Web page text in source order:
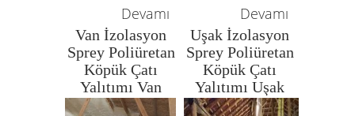
Devamı Devamı
Van İzolasyon
Sprey Poliüretan
Köpük Çatı
Yalıtımı Van
Uşak İzolasyon
Sprey Poliüretan
Köpük Çatı
Yalıtımı Uşak